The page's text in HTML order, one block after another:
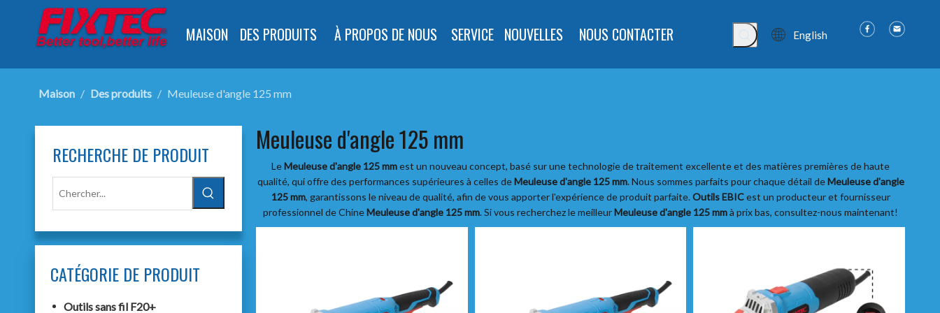
MAISON DES PRODUITS À PROPOS DE NOUS SERVICE NOUVELLES NOUS CONTACTER English
Maison / Des produits / Meuleuse d'angle 125 mm
RECHERCHE DE PRODUIT
CATÉGORIE DE PRODUIT
Outils sans fil F20+
Meuleuse d'angle 125 mm
LeMeuleuse d'angle 125 mmest un nouveau concept, basé sur une technologie de traitement excellente et des matières premières de haute
qualité, qui offre des performances supérieures à celles deMeuleuse d'angle 125 mm. Nous sommes parfaits pour chaque détail deMeuleuse d'angle
125 mm, garantissons le niveau de qualité, afin de vous apporter l'expérience de produit parfaite.Outils EBICest un producteur et fournisseur
professionnel de ChineMeuleuse d'angle 125 mm. Si vous recherchez le meilleurMeuleuse d'angle 125 mmà prix bas, consultez-nous maintenant!